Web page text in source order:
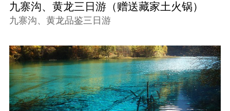
九寨沟、黄龙三日游（赠送藏家土火锅）
九寨沟、黄龙品鉴三日游